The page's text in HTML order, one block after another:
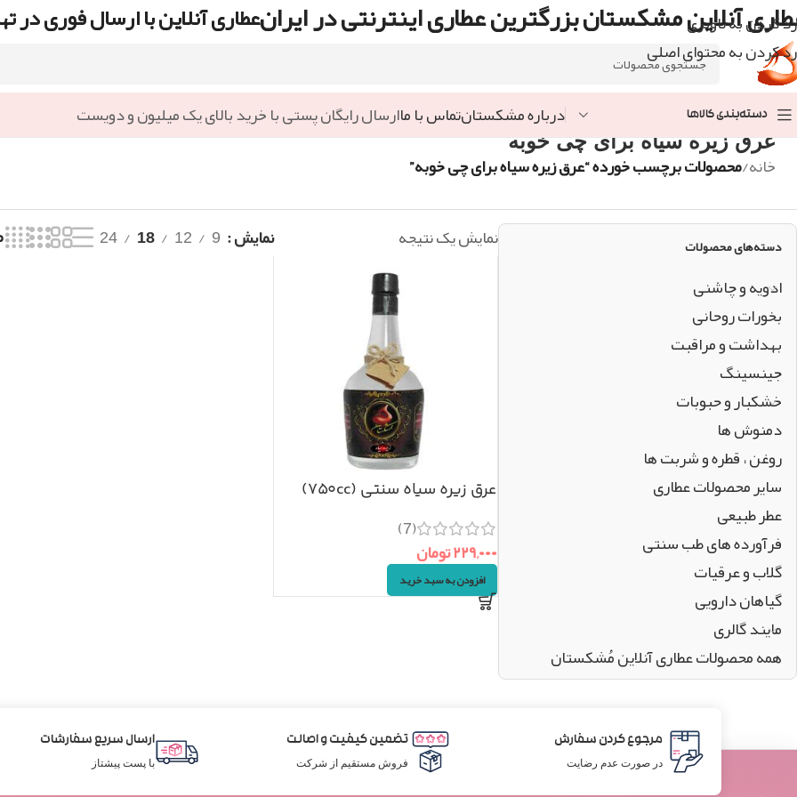
رد کردن به ناوبری
رد کردن به محتوای اصلی
آنلاین مشکستان بزرگترین عطاری اینترنتی در ایرانعطاری آنلاین با ارسال فوری در
دسته‌بندی کالاها درباره مشکستانتماس با ماارسال رایگان پستی با خرید بالای یک میلیون و دویست
عرق زیره سیاه برای چی خوبه
خانه/محصولات برچسب خورده “عرق زیره سیاه برای چی خوبه”
دسته‌های محصولات
ادویه و چاشنی
بخورات روحانی
بهداشت و مراقبت
جینسینگ
خشکبار و حبوبات
دمنوش ها
روغن ، قطره و شربت ها
سایر محصولات عطاری
عطر طبیعی
فرآورده های طب سنتی
گلاب و عرقیات
گیاهان دارویی
مایند گالری
همه محصولات عطاری آنلاین مُشکستان
نمایش یک نتیجه نمایش 9
12
18
24
عرق زیره سیاه سنتی (۷۵۰cc)
(7)
۲۲۹,۰۰۰تومان
افزودن به سبد خرید
مرجوع کردن سفارش
در صورت عدم رضایت
تضمین کیفیت و اصالت
فروش مستقیم از شرکت
ارسال سریع سفارشات
با پست پیشتاز